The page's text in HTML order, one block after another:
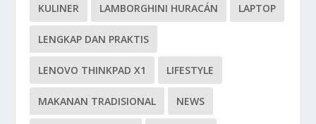
KULINER LAMBORGHINI HURACÁN LAPTOP
LENGKAP DAN PRAKTIS
LENOVO THINKPAD X1 LIFESTYLE
MAKANAN TRADISIONAL NEWS